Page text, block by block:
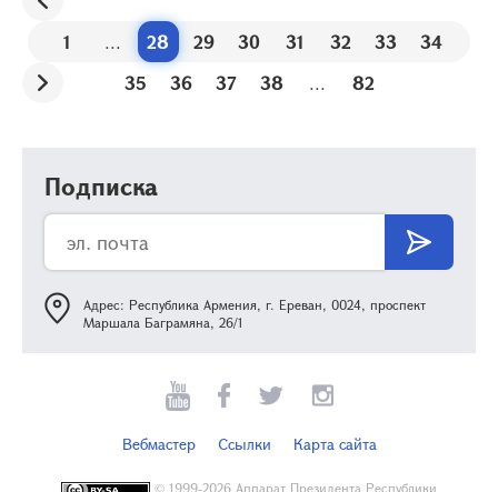
1 ... 28 29 30 31 32 33
34
35
36 37 38 ... 82
Подписка
Адрес: Республика Армения, г. Ереван, 0024, проспект
Маршала Баграмяна, 26/1
Вебмастер Ссылки Карта сайта
© 1999-2026 Аппарат Президента Республики